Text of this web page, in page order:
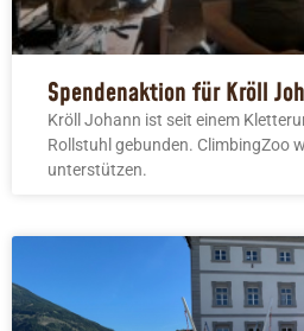
Spendenaktion für Kröll
Kröll Johann ist seit einem
Rollstuhl gebunden. ClimbingZoo
unterstützen.